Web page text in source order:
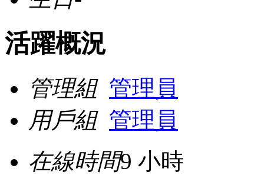
活躍概況
管理組 管理員
用戶組 管理員
在線時間9 小時